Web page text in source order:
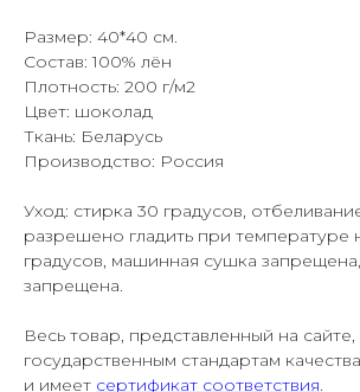
Размер: 40*40 см.
Состав: 100% лён
Плотность: 200 г/м2
Цвет: шоколад
Ткань: Беларусь
Производство: Россия
Уход: стирка 30 градусов,
разрешено гладить при температуре
градусов, машинная сушка
запрещена.
Весь товар, представленный на сайте,
государственным стандартам
и имеет сертификат соответствия.